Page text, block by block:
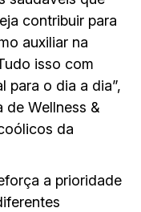
contribuir para
auxiliar na
isso com
para o dia a dia”,
de Wellness &
da
a prioridade